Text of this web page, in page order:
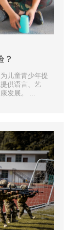
？
儿童青少年提
供语言、艺
发展。 ...